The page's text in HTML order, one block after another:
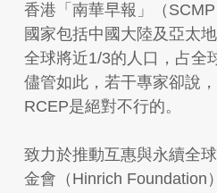
香港「南華早報」（
國家包括中國大陸及亞太
全球將近1/3的人口，占全
儘管如此，若干專家卻說
RCEP是絕對不行的。
致力於推動互惠與永續全
金會（Hinrich Foundation